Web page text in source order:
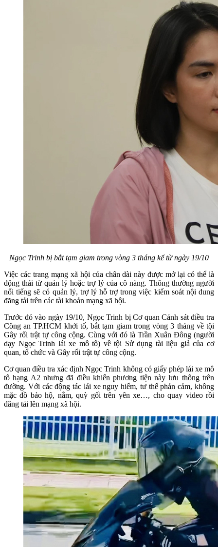
Ngọc Trinh bị bắt tạm giam trong vòng 3 tháng kể từ ngày 19/10
Việc các trang mạng xã hội của chân dài này được mở lại có thể là
động thái từ quản lý hoặc trợ lý của cô nàng. Thông thường người
nổi tiếng sẽ có quản lý, trợ lý hỗ trợ trong việc kiểm soát nội dung
đăng tải trên các tài khoản mạng xã hội.
Trước đó vào ngày 19/10, Ngọc Trinh bị Cơ quan Cảnh sát điều tra
Công an TP.HCM khởi tố, bắt tạm giam trong vòng 3 tháng về tội
Gây rối trật tự công cộng. Cùng với đó là Trần Xuân Đông (người
dạy Ngọc Trinh lái xe mô tô) về tội Sử dụng tài liệu giả của cơ
quan, tổ chức và Gây rối trật tự công cộng.
Cơ quan điều tra xác định Ngọc Trinh không có giấy phép lái xe mô
tô hạng A2 nhưng đã điều khiển phương tiện này lưu thông trên
đường. Với các động tác lái xe nguy hiểm, tư thế phản cảm, không
mặc đồ bảo hộ, nằm, quỳ gối trên yên xe…, cho quay video rồi
đăng tải lên mạng xã hội.